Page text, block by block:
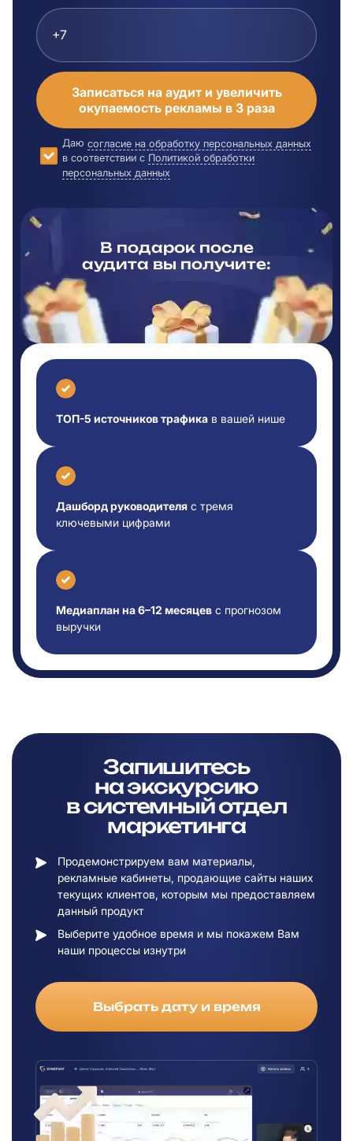
Записаться на аудит и увеличить
окупаемость рекламы в 3 раза
Даю согласие на обработку персональных данных
в соответствии с Политикой обработки
персональных данных
В подарок после
аудита вы получите:
ТОП-5 источников трафика в вашей нише
Дашборд руководителя с тремя
ключевыми цифрами
Медиаплан на 6–12 месяцев с прогнозом
выручки
Запишитесь
наэкскурсию
всистемный отдел
маркетинга
Продемонстрируем вам материалы,
рекламные кабинеты, продающие сайты наших
текущих клиентов, которым мы предоставляем
данный продукт
Выберите удобное время и мы покажем Вам
наши процессы изнутри
Выбрать дату и время